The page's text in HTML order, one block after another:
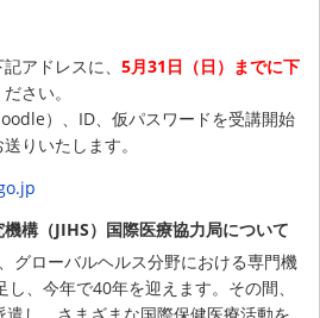
アドレスに、5月31日（日）までに下
さい。
）、ID、仮パスワードを受講開始
りいたします。
構（JIHS）国際医療協力局について
グローバルヘルス分野における専門機
、今年で40年を迎えます。その間、